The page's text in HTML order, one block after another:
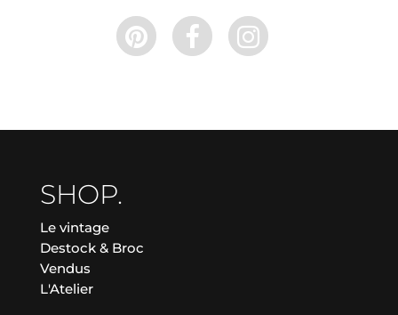
SHOP.
Le vintage
Destock & Broc
Vendus
L'Atelier